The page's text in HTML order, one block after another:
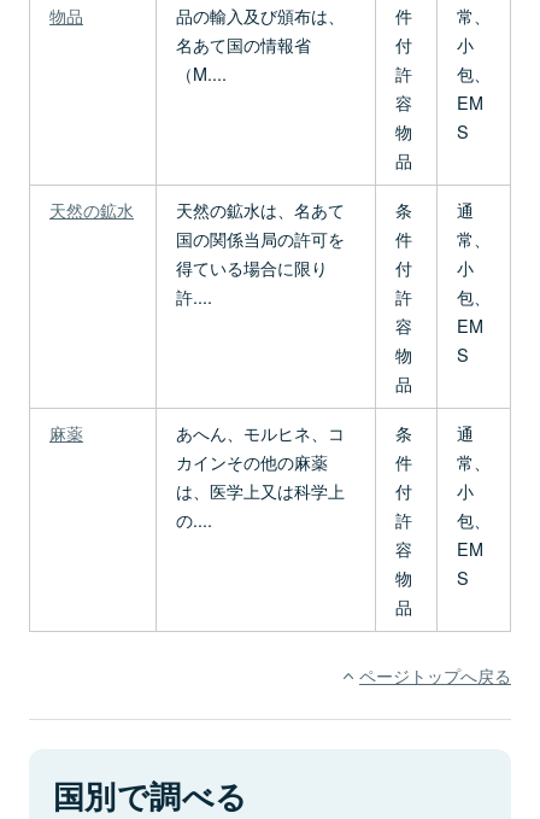
物品
品の輸入及び頒布は、
名あて国の情報省
（M....
件
付
許
容
物
品
常、
小
包、
EM
S
天然の鉱水
天然の鉱水は、名あて
国の関係当局の許可を
得ている場合に限り
許....
条
件
付
許
容
物
品
通
常、
小
包、
EM
S
麻薬
あへん、モルヒネ、コ
カインその他の麻薬
は、医学上又は科学上
の....
条
件
付
許
容
物
品
通
常、
小
包、
EM
S
ページトップへ戻る
国別で調べる